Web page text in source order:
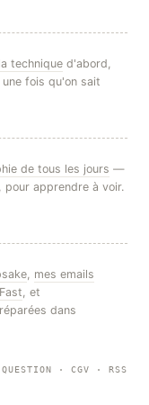
technique d'abord,
fois qu'on sait
de tous les jours —
apprendre à voir.
, mes emails
, et
dans
· CGV · RSS